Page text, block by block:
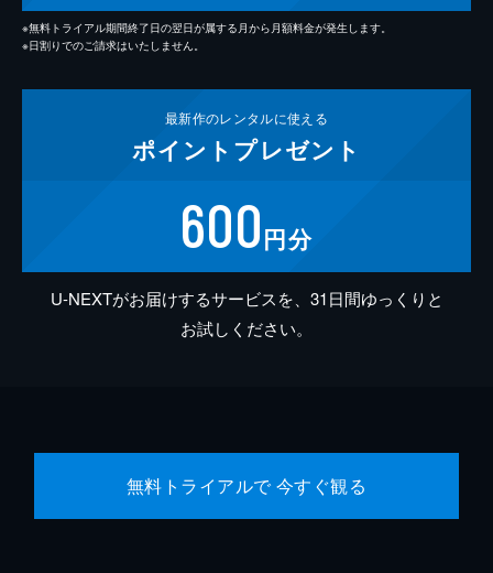
※無料トライアル期間終了日の翌日が属する月から月額料金が発生します。
※日割りでのご請求はいたしません。
最新作のレンタルに使える
ポイント プレゼント
600円分
U-NEXTがお届けするサービスを、31日間ゆっくりと
お試しください。
無料トライアルで 今すぐ観る